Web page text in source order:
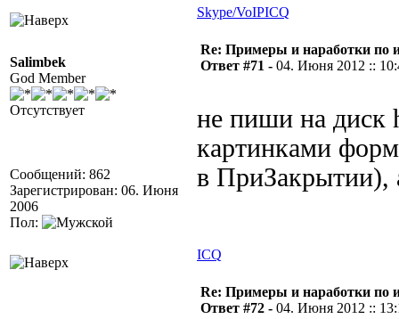
Skype/VoIPICQ
Salimbek
God Member
Отсутствует
Сообщений: 862
Зарегистрирован: 06. Июня
2006
Пол:
Re: Примеры и наработки по
Ответ #71 - 04. Июня 2012 ::
не пиши на диск
картинками
в ПриЗакрытии),
ICQ
Re: Примеры и наработки по
Ответ #72 - 04. Июня 2012 ::